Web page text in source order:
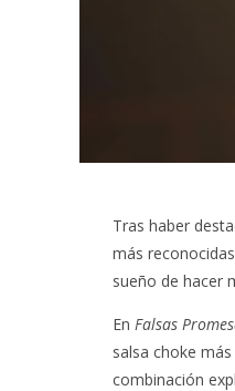
Tras haber
más
sueño de hacer
En Falsas
salsa choke
combinación